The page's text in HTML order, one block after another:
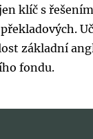
klíč s
základní
fondu.